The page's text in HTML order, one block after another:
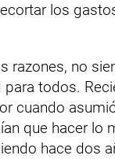
los
razones, no
todos.
cuando
que hacer lo
hace dos